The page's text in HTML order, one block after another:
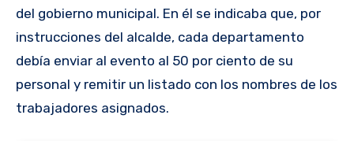
del gobierno municipal. En él se indicaba que, por
instrucciones del alcalde, cada departamento
debía enviar al evento al 50 por ciento de su
personal y remitir un listado con los nombres de los
trabajadores asignados.